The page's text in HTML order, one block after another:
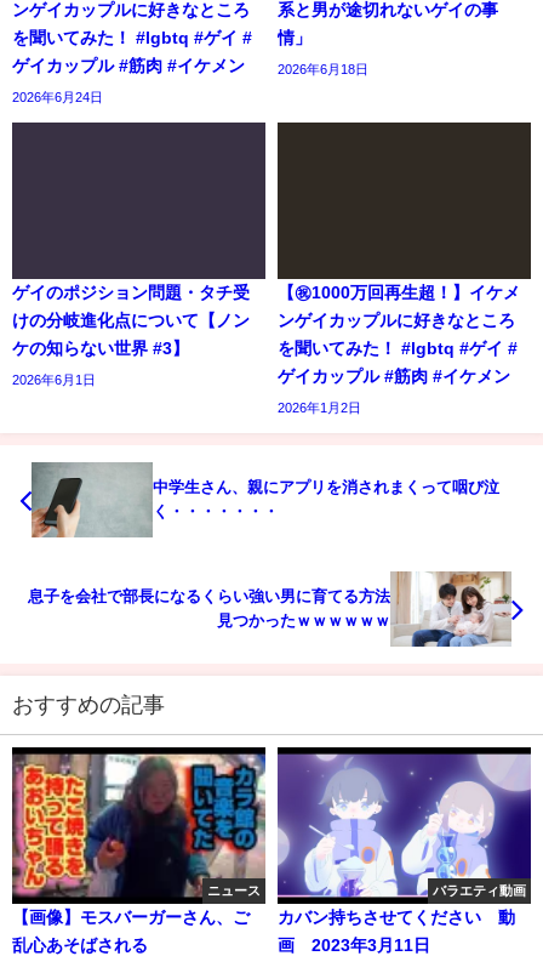
ンゲイカップルに好きなところ
を聞いてみた！ #lgbtq #ゲイ #
ゲイカップル #筋肉 #イケメン
2026年6月24日
系と男が途切れないゲイの事
情」
2026年6月18日
ゲイのポジション問題・タチ受
けの分岐進化点について【ノン
ケの知らない世界 #3】
2026年6月1日
【㊗️1000万回再生超！】イケメ
ンゲイカップルに好きなところ
を聞いてみた！ #lgbtq #ゲイ #
ゲイカップル #筋肉 #イケメン
2026年1月2日
中学生さん、親にアプリを消されまくって咽び泣
く・・・・・・・
息子を会社で部長になるくらい強い男に育てる方法
見つかったｗｗｗｗｗｗ
おすすめの記事
ニュース
【画像】モスバーガーさん、ご
乱心あそばされる
バラエティ動画
カバン持ちさせてください 動
画 2023年3月11日